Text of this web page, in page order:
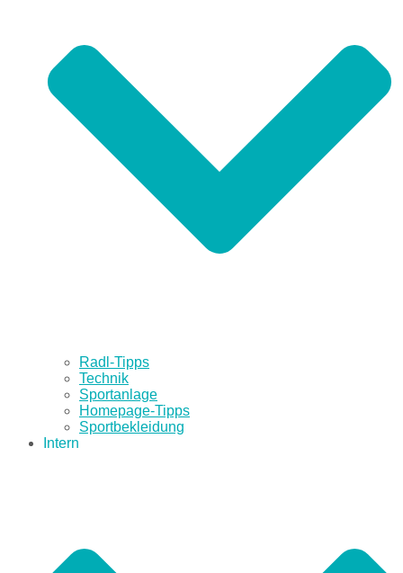
Radl-Tipps
Technik
Sportanlage
Homepage-Tipps
Sportbekleidung
Intern